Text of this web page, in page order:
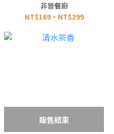
非晉餐廚
NT$169 ~ NT$299
販售結束